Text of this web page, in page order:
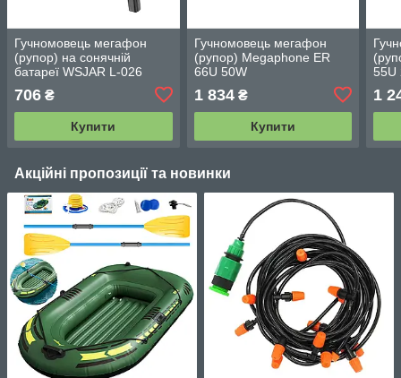
Гучномовець мегафон
(рупор) на сонячній
батареї WSJAR L-026
706 ₴
Купити
Гучномовець мегафон
(рупор) Megaphone ER
66U 50W
1 834₴
Купити
55U
1
Акційні пропозиції та новинки